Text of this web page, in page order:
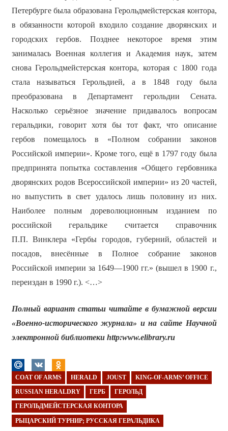
Петербурге была образована Герольдмейстерская контора,
в обязанности которой входило создание дворянских и
городских гербов. Позднее некоторое время этим
занималась Военная коллегия и Академия наук, затем
снова Герольдмейстерская контора, которая с 1800 года
стала называться Герольдией, а в 1848 году была
преобразована в Департамент герольдии Сената.
Насколько серьёзное значение придавалось вопросам
геральдики, говорит хотя бы тот факт, что описание
гербов помещалось в «Полном собрании законов
Российской империи». Кроме того, ещё в 1797 году была
предпринята попытка составления «Общего гербовника
дворянских родов Всероссийской империи» из 20 частей,
но выпустить в свет удалось лишь половину из них.
Наиболее полным дореволюционным изданием по
российской геральдике считается справочник
П.П. Винклера «Гербы городов, губерний, областей и
посадов, внесённые в Полное собрание законов
Российской империи за 1649—1900 гг.» (вышел в 1900 г.,
переиздан в 1990 г.). <…>
Полный вариант статьи читайте в бумажной версии
«Военно-исторического журнала» и на сайте Научной
электронной библиотеки http:www.elibrary.ru
COAT OF ARMS HERALD JOUST KING-OF-ARMS’ OFFICE
RUSSIAN HERALDRY ГЕРБ ГЕРОЛЬД
ГЕРОЛЬДМЕЙСТЕРСКАЯ КОНТОРА
РЫЦАРСКИЙ ТУРНИР; РУССКАЯ ГЕРАЛЬДИКА